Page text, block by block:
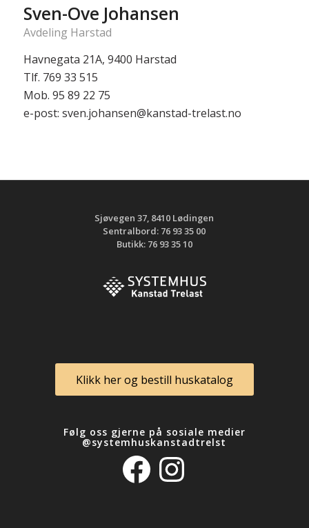
Sven-Ove Johansen
Avdeling Harstad
Havnegata 21A, 9400 Harstad
Tlf. 769 33 515
Mob. 95 89 22 75
e-post: sven.johansen@kanstad-trelast.no
Sjøvegen 37, 8410 Lødingen
Sentralbord: 76 93 35 00
Butikk: 76 93 35 10
Klikk her og bestill huskatalog
Følg oss gjerne på sosiale medier
@systemhuskanstadtrelst
FacebookInstagram